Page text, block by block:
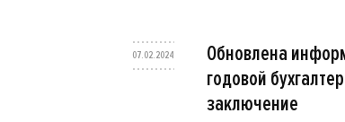
07.02.2024
Обновлена
годовой
заключение